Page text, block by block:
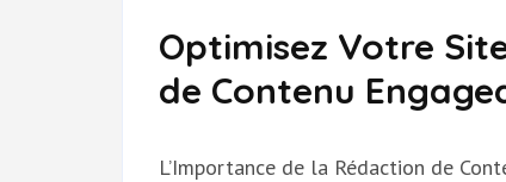
Optimisez Votre
de Contenu
L’Importance de la Rédaction de